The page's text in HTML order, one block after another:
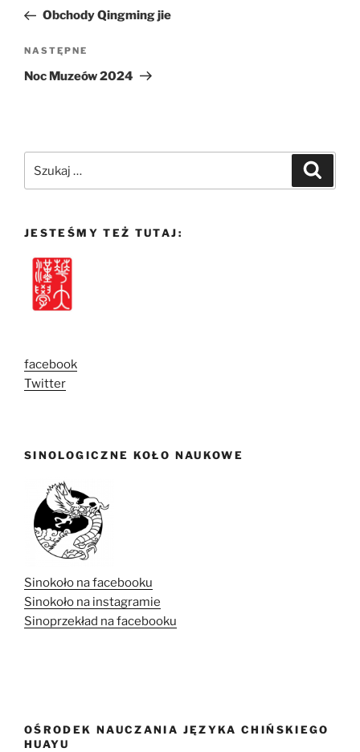
wpisObchody Qingming jie
Następny
wpis
NASTĘPNE
Noc Muzeów 2024
JESTEŚMY TEŻ TUTAJ:
facebook
Twitter
SINOLOGICZNE KOŁO NAUKOWE
Sinokoło na facebooku
Sinokoło na instagramie
Sinoprzekład na facebooku
OŚRODEK NAUCZANIA JĘZYKA CHIŃSKIEGO
HUAYU